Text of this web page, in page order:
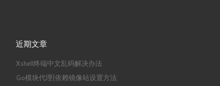
近期文章
Xshell终端中文乱码解决办法
Go模块代理|依赖镜像站设置方法